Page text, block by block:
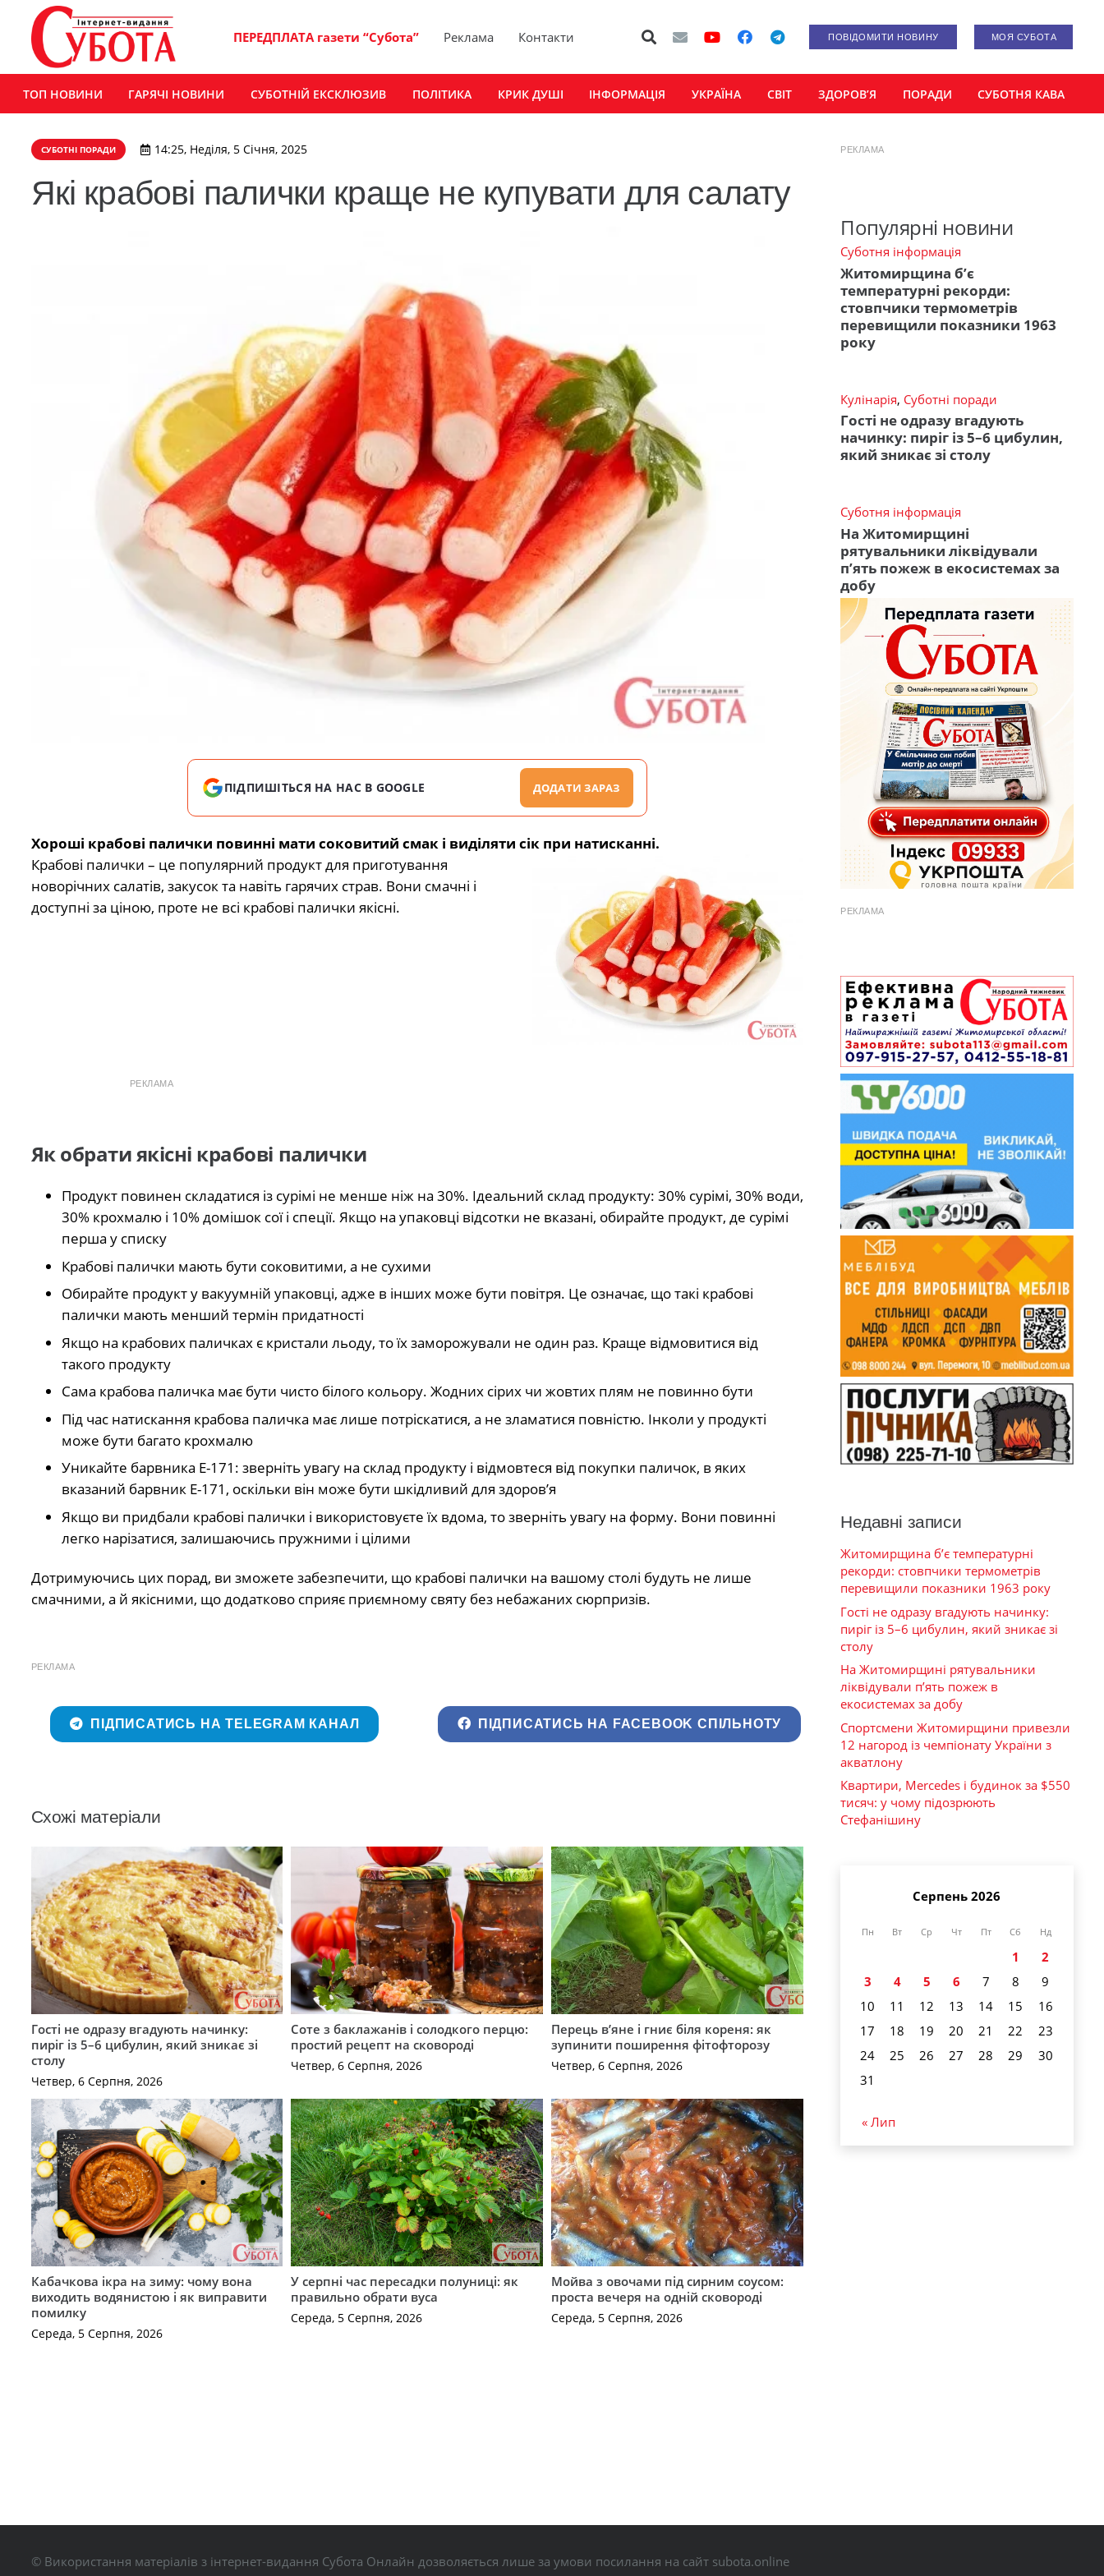
ПЕРЕДПЛАТА газети “Субота” Реклама Контакти ПОВІДОМИТИ НОВИНУ МОЯ СУБОТА
ТОП НОВИНИ ГАРЯЧІ НОВИНИ СУБОТНІЙ ЕКСКЛЮЗИВ ПОЛІТИКА КРИК ДУШІ ІНФОРМАЦІЯ УКРАЇНА СВІТ ЗДОРОВ’Я ПОРАДИ СУБОТНЯ КАВА
СУБОТНІ ПОРАДИ 14:25, Неділя, 5 Січня, 2025
Які крабові палички краще не купувати для салату
ПІДПИШІТЬСЯ НА НАС В GOOGLE ДОДАТИ ЗАРАЗ
Хороші крабові палички повинні мати соковитий смак і виділяти сік при натисканні.
Крабові палички – це популярний продукт для приготування
новорічних салатів, закусок та навіть гарячих страв. Вони смачні і
доступні за ціною, проте не всі крабові палички якісні.
РЕКЛАМА
Як обрати якісні крабові палички
Продукт повинен складатися із сурімі не менше ніж на 30%. Ідеальний склад продукту: 30% сурімі, 30% води,
30% крохмалю і 10% домішок сої і спеції. Якщо на упаковці відсотки не вказані, обирайте продукт, де сурімі
перша у списку
Крабові палички мають бути соковитими, а не сухими
Обирайте продукт у вакуумній упаковці, адже в інших може бути повітря. Це означає, що такі крабові
палички мають менший термін придатності
Якщо на крабових паличках є кристали льоду, то їх заморожували не один раз. Краще відмовитися від
такого продукту
Сама крабова паличка має бути чисто білого кольору. Жодних сірих чи жовтих плям не повинно бути
Під час натискання крабова паличка має лише потріскатися, а не зламатися повністю. Інколи у продукті
може бути багато крохмалю
Уникайте барвника Е-171: зверніть увагу на склад продукту і відмовтеся від покупки паличок, в яких
вказаний барвник Е-171, оскільки він може бути шкідливий для здоров’я
Якщо ви придбали крабові палички і використовуєте їх вдома, то зверніть увагу на форму. Вони повинні
легко нарізатися, залишаючись пружними і цілими
Дотримуючись цих порад, ви зможете забезпечити, що крабові палички на вашому столі будуть не лише
смачними, а й якісними, що додатково сприяє приємному святу без небажаних сюрпризів.
РЕКЛАМА
ПІДПИСАТИСЬ НА TELEGRAM КАНАЛ ПІДПИСАТИСЬ НА FACEBOOK СПІЛЬНОТУ
Схожі матеріали
Гості не одразу вгадують начинку:
пиріг із 5–6 цибулин, який зникає зі
столу
Четвер, 6 Серпня, 2026
Соте з баклажанів і солодкого перцю:
простий рецепт на сковороді
Четвер, 6 Серпня, 2026
Перець в’яне і гниє біля кореня: як
зупинити поширення фітофторозу
Четвер, 6 Серпня, 2026
Кабачкова ікра на зиму: чому вона
виходить водянистою і як виправити
помилку
Середа, 5 Серпня, 2026
У серпні час пересадки полуниці: як
правильно обрати вуса
Середа, 5 Серпня, 2026
Мойва з овочами під сирним соусом:
проста вечеря на одній сковороді
Середа, 5 Серпня, 2026
РЕКЛАМА
Популярні новини
Суботня інформація
Житомирщина б’є
температурні рекорди:
стовпчики термометрів
перевищили показники 1963
року
Кулінарія, Суботні поради
Гості не одразу вгадують
начинку: пиріг із 5–6 цибулин,
який зникає зі столу
Суботня інформація
На Житомирщині
рятувальники ліквідували
п’ять пожеж в екосистемах за
добу
РЕКЛАМА
Недавні записи
Житомирщина б’є температурні
рекорди: стовпчики термометрів
перевищили показники 1963 року
Гості не одразу вгадують начинку:
пиріг із 5–6 цибулин, який зникає зі
столу
На Житомирщині рятувальники
ліквідували п’ять пожеж в
екосистемах за добу
Спортсмени Житомирщини привезли
12 нагород із чемпіонату України з
акватлону
Квартири, Mercedes і будинок за $550
тисяч: у чому підозрюють
Стефанішину
Серпень 2026
Пн Вт Ср Чт Пт Сб Нд
1
2
3
4 5 6 7 8
9
10
11 12 13 14 15
16
17
18 19 20 21 22
23
24
25 26 27 28 29
30
31
« Лип
© Використання матеріалів з інтернет-видання Субота Онлайн дозволяється лише за умови посилання на сайт subota.online